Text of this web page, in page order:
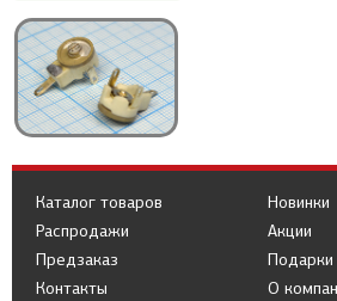
Каталог товаров
Распродажи
Предзаказ
Новинки
Акции
Подарки
Контакты
О